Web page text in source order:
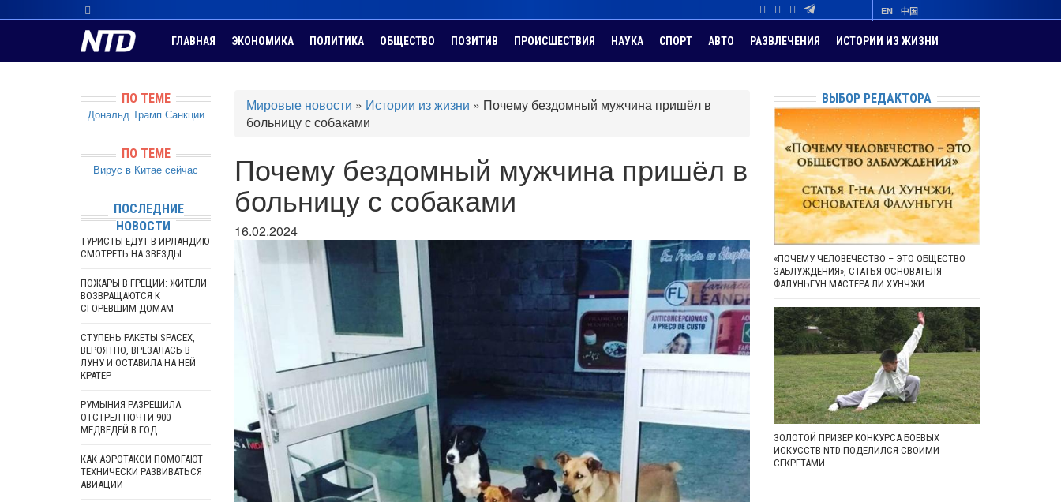
EN 中国
ГЛАВНАЯ ЭКОНОМИКА ПОЛИТИКА ОБЩЕСТВО ПОЗИТИВ ПРОИСШЕСТВИЯ НАУКА СПОРТ АВТО РАЗВЛЕЧЕНИЯ ИСТОРИИ ИЗ ЖИЗНИ
Мировые новости » Истории из жизни » Почему бездомный мужчина пришёл в
больницу с собаками
Почему бездомный мужчина пришёл в
больницу с собаками
16.02.2024
ПО ТЕМЕ
Дональд Трамп Санкции
ПО ТЕМЕ
Вирус в Китае сейчас
ПОСЛЕДНИЕ
НОВОСТИ
ТУРИСТЫ ЕДУТ В ИРЛАНДИЮ
СМОТРЕТЬ НА ЗВЁЗДЫ
ПОЖАРЫ В ГРЕЦИИ: ЖИТЕЛИ
ВОЗВРАЩАЮТСЯ К
СГОРЕВШИМ ДОМАМ
СТУПЕНЬ РАКЕТЫ SPACEX,
ВЕРОЯТНО, ВРЕЗАЛАСЬ В
ЛУНУ И ОСТАВИЛА НА НЕЙ
КРАТЕР
РУМЫНИЯ РАЗРЕШИЛА
ОТСТРЕЛ ПОЧТИ 900
МЕДВЕДЕЙ В ГОД
КАК АЭРОТАКСИ ПОМОГАЮТ
ТЕХНИЧЕСКИ РАЗВИВАТЬСЯ
АВИАЦИИ
ВЫБОР РЕДАКТОРА
«ПОЧЕМУ ЧЕЛОВЕЧЕСТВО – ЭТО ОБЩЕСТВО
ЗАБЛУЖДЕНИЯ», СТАТЬЯ ОСНОВАТЕЛЯ
ФАЛУНЬГУН МАСТЕРА ЛИ ХУНЧЖИ
ЗОЛОТОЙ ПРИЗЁР КОНКУРСА БОЕВЫХ
ИСКУССТВ NTD ПОДЕЛИЛСЯ СВОИМИ
СЕКРЕТАМИ